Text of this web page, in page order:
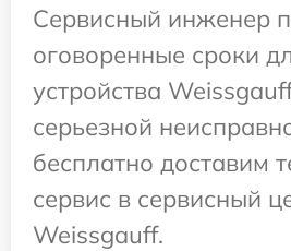
Сервисный инженер
оговоренные сроки
устройства
серьезной
бесплатно доставим
сервис в сервисный
Weissgauff.